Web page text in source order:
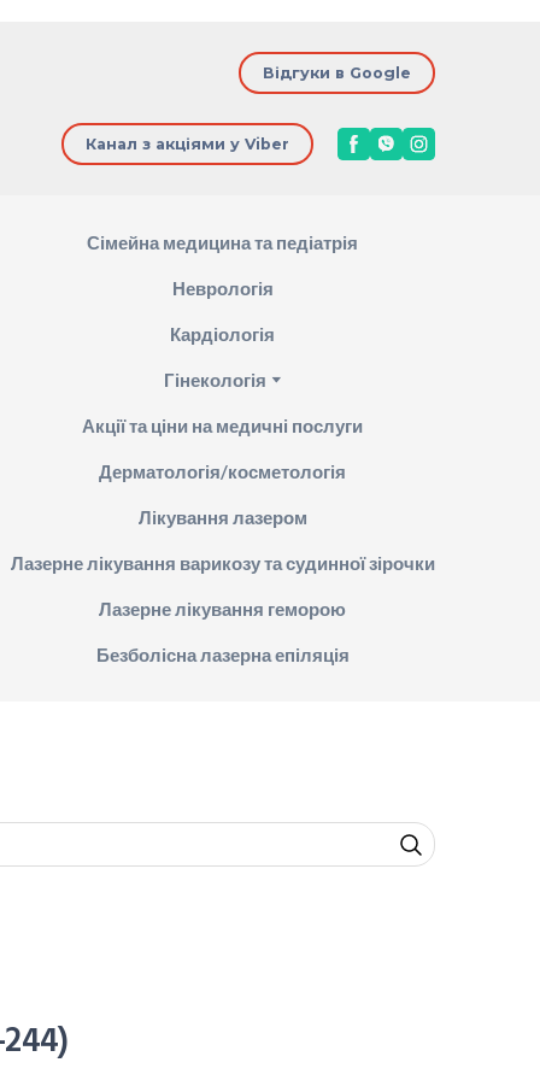
Відгуки в Google
Канал з акціями у Viber
Сімейна медицина та педіатрія
Неврологія
Кардіологія
Гінекологія
Акції та ціни на медичні послуги
Дерматологія/косметологія
Лікування лазером
Лазерне лікування варикозу та судинної зірочки
Лазерне лікування геморою
Безболісна лазерна епіляція